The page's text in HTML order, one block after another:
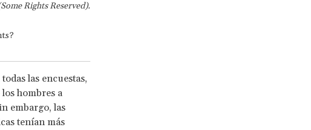
Rights Reserved).
las encuestas,
hombres a
embargo, las
tenían más